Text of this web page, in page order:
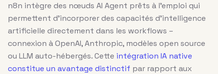
n8n intègre des nœuds AI Agent prêts à l’emploi qui
permettent d’incorporer des capacités d’intelligence
artificielle directement dans les workflows –
connexion à OpenAI, Anthropic, modèles open source
ou LLM auto-hébergés. Cette intégration IA native
constitue un avantage distinctif par rapport aux